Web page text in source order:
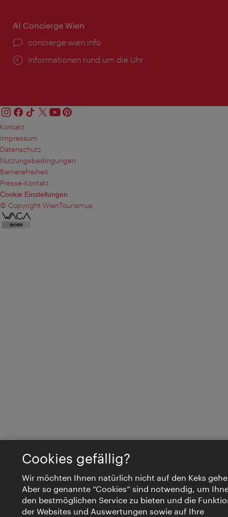
AI Concierge Wien
Ort:
concierge.wien.info
Öffnungszeiten:
Informationen rund um die Uhr
Kontakt
Impressum
Datenschutz
Nutzungsbedingungen
Barrierefreiheit
Presse-Kontakt
Cookie Einstellungen
© Copyright WienTourismus
Cookies gefällig?
Wir möchten Ihnen natürlich nicht auf den Keks
Aber so genannte “Cookies” sind notwendig, um
den bestmöglichen Service zu bieten und die
der Websites und Auswertungen sowie auf Ihre